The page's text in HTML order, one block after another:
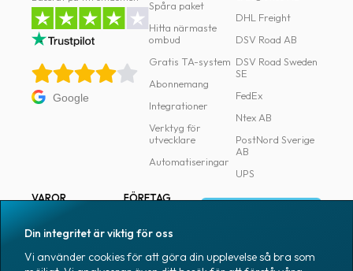
Google
Spåra paket
Hitta närmaste
ombud
Gratis TA-system
Abonnemang
Integrationer
Verktyg för
utvecklare
Automatiseringar
DHL Freight
DSV Road AB
DSV Road Sweden
SE
FedEx
Ntex AB
PostNord Sverige
AB
UPS
VAROR
Märkning
Emballage
FÖRETAG
Pressrum
Medarbetare
Skapa konto
Din integritet är viktig för oss
Vi använder cookies för att göra din upplevelse så bra som